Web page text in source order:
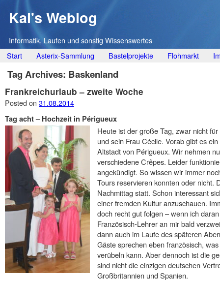
Kai's Weblog
Informatik, Laufen und sonstig Wissenswertes
Main menu
Skip
to
content
Start Asterix-Sammlung Bastelprojekte Flohmarkt
Tag Archives: Baskenland
Frankreichurlaub – zweite Woche
Posted on 31.08.2014
Tag acht – Hochzeit in Périgueux
Heute ist der große Tag, zwar nicht
und sein Frau Cécile. Vorab gibt es
Altstadt von Périgueux. Wir nehmen
verschiedene Crêpes. Leider
angekündigt. So wissen wir immer
Tours reservieren konnten oder nicht.
Nachmittag statt. Schon interessant
einer fremden Kultur anzuschauen.
doch recht gut folgen – wenn ich
Französisch-Lehrer an mir bald
dann auch im Laufe des späteren
Gäste sprechen eben französisch,
verübeln kann. Aber dennoch ist die
sind nicht die einzigen deutschen
Großbritannien und Spanien.